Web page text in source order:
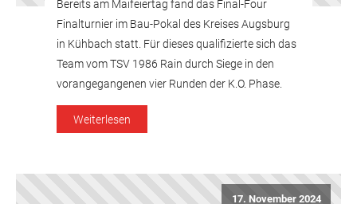
Bereits am Maifeiertag fand das Final-Four
Finalturnier im Bau-Pokal des Kreises Augsburg
in Kühbach statt. Für dieses qualifizierte sich das
Team vom TSV 1986 Rain durch Siege in den
vorangegangenen vier Runden der K.O. Phase.
Ebenfalls für das Endturnier im Kreis Augsburg
konnten sich der TSV Gersthofen, der TSV
Weiterlesen
17. November 2024